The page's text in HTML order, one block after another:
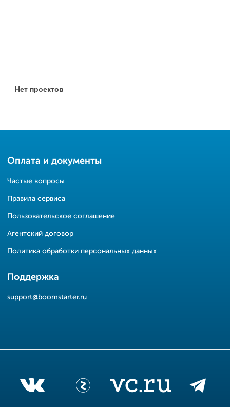
Нет проектов
Оплата и документы
Частые вопросы
Правила сервиса
Пользовательское соглашение
Агентский договор
Политика обработки персональных данных
Поддержка
support@boomstarter.ru